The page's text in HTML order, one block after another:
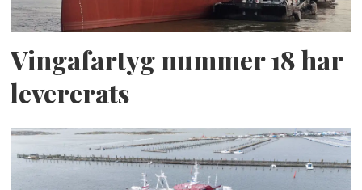
Vingafartyg nummer 18 har
levererats